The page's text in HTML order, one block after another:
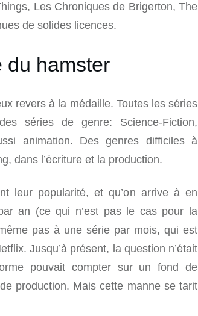
Les Chroniques de Brigerton, The
de solides licences.
du hamster
revers à la médaille. Toutes les séries
séries de genre: Science-Fiction,
animation. Des genres difficiles à
dans l’écriture et la production.
leur popularité, et qu’on arrive à en
an (ce qui n’est pas le cas pour la
pas à une série par mois, qui est
Jusqu’à présent, la question n’était
pouvait compter sur un fond de
production. Mais cette manne se tarit